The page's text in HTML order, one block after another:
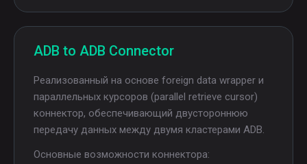
ADB to ADB Connector
Реализованный на основе foreign data wrapper и
параллельных курсоров (parallel retrieve cursor)
коннектор, обеспечивающий двустороннюю
передачу данных между двумя кластерами ADB.
Основные возможности коннектора: